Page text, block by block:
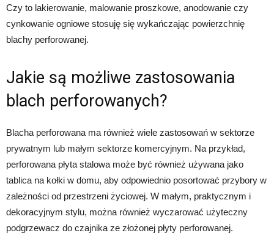
Czy to lakierowanie, malowanie proszkowe, anodowanie czy
cynkowanie ogniowe stosuję się wykańczając powierzchnię
blachy perforowanej.
Jakie są możliwe zastosowania
blach perforowanych?
Blacha perforowana ma również wiele zastosowań w sektorze
prywatnym lub małym sektorze komercyjnym. Na przykład,
perforowana płyta stalowa może być również używana jako
tablica na kołki w domu, aby odpowiednio posortować przybory w
zależności od przestrzeni życiowej. W małym, praktycznym i
dekoracyjnym stylu, można również wyczarować użyteczny
podgrzewacz do czajnika ze złożonej płyty perforowanej.